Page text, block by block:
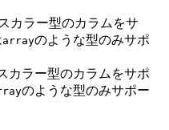
カラー型のカラムをサ
arrayのような型のみサポ
カラー型のカラムをサポ
のような型のみサポー